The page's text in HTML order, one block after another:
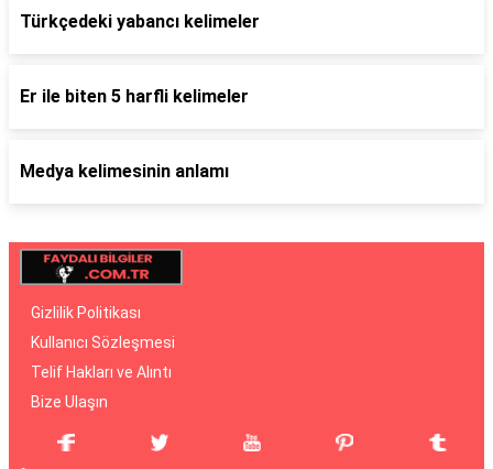
Türkçedeki yabancı kelimeler
Er ile biten 5 harfli kelimeler
Medya kelimesinin anlamı
Gizlilik Politikası
Kullanıcı Sözleşmesi
Telif Hakları ve Alıntı
Bize Ulaşın